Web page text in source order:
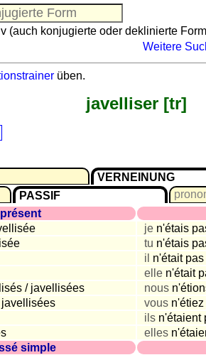
(auch konjugierte oder deklinierte
Weitere
üben.
javelliser [tr]
VERNEINUNG
PASSIF
présent
je n'étais
tu n'étais
il n'était
elle n'était
/ javellisées nous
vous
ils n'étaient
elles
simple